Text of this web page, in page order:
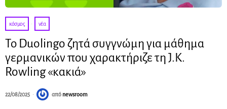
κόσμος · νέα
Το Duolingo ζητά συγγνώμη για μάθημα
γερμανικών που χαρακτήριζε τη J.K.
Rowling «κακιά»
22/08/2025 από newsroom